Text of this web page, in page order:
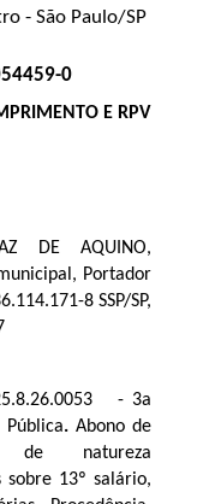
- São Paulo/SP
0
E RPV
DE AQUINO,
Portador
8 SSP/SP,
- 3a
Pública.Abono de
de natureza
13º salário,